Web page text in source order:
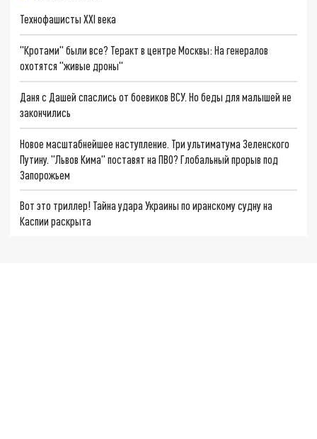
Технофашисты XXI века
"Кротами" были все? Теракт в центре Москвы: На генералов
охотятся "живые дроны"
Даня с Дашей спаслись от боевиков ВСУ. Но беды для малышей не
закончились
Новое масштабнейшее наступление. Три ультиматума Зеленского
Путину. "Львов Кима" поставят на ПВО? Глобальный прорыв под
Запорожьем
Вот это триллер! Тайна удара Украины по иранскому судну на
Каспии раскрыта